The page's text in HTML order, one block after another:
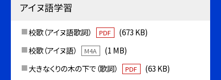
アイヌ語学習
校歌（アイヌ語歌詞） PDF
(673 KB)
校歌（アイヌ語）
M4A
(1 MB)
大きなくりの木の下で（歌詞）
PDF
(63 KB)